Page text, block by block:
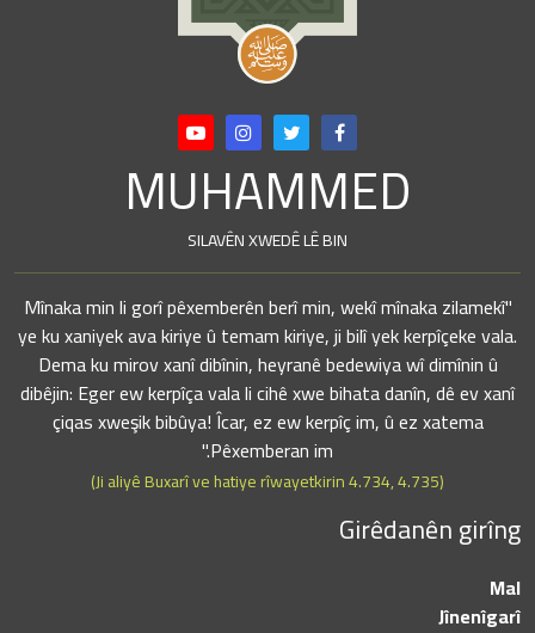
MUHAMMED
SILAVÊN XWEDÊ LÊ BIN
"Mînaka min li gorî pêxemberên berî min, wekî mînaka zilamekî
ye ku xaniyek ava kiriye û temam kiriye, ji bilî yek kerpîçeke vala.
Dema ku mirov xanî dibînin, heyranê bedewiya wî dimînin û
dibêjin: Eger ew kerpîça vala li cihê xwe bihata danîn, dê ev xanî
çiqas xweşik bibûya! Îcar, ez ew kerpîç im, û ez xatema
Pêxemberan im."
(Ji aliyê Buxarî ve hatiye rîwayetkirin 4.734, 4.735)
Girêdanên girîng
Mal
Jînenîgarî